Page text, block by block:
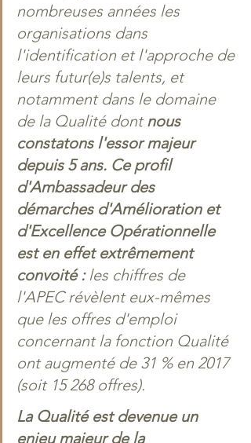
nombreuses années les
organisations dans
l'identification et l'approche de
leurs futur(e)s talents, et
notamment dans le domaine
de la Qualité dont nous
constatons l'essor majeur
depuis 5 ans. Ce profil
d'Ambassadeur des
démarches d'Amélioration et
d'Excellence Opérationnelle
est en effet extrêmement
convoité : les chiffres de
l'APEC révèlent eux-mêmes
que les offres d'emploi
concernant la fonction Qualité
ont augmenté de 31 % en 2017
(soit 15 268 offres).
La Qualité est devenue un
enjeu majeur de la